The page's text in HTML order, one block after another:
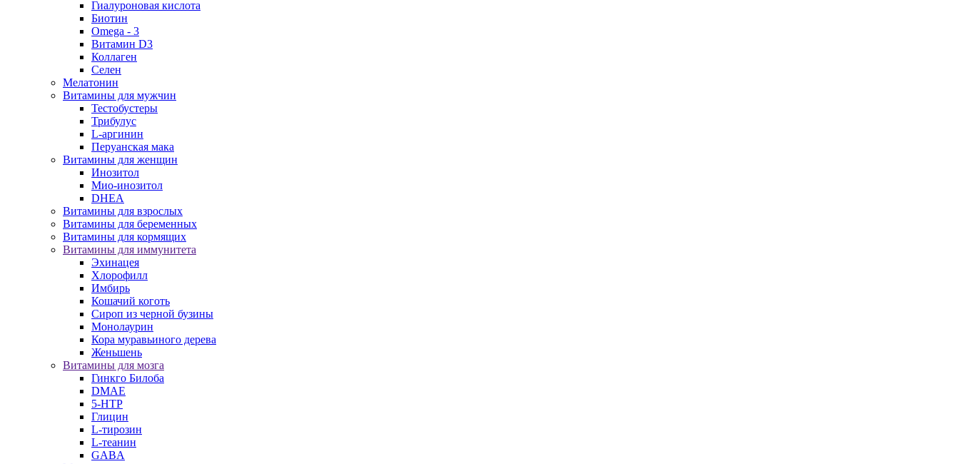
Гиалуроновая кислота
Биотин
Omega - 3
Витамин D3
Коллаген
Селен
Мелатонин
Витамины для мужчин
Тестобустеры
Трибулус
L-аргинин
Перуанская мака
Витамины для женщин
Инозитол
Мио-инозитол
DHEA
Витамины для взрослых
Витамины для беременных
Витамины для кормящих
Витамины для иммунитета
Эхинацея
Хлорофилл
Имбирь
Кошачий коготь
Сироп из черной бузины
Монолаурин
Кора муравьиного дерева
Женьшень
Витамины для мозга
Гинкго Билоба
DMAE
5-HTP
Глицин
L-тирозин
L-теанин
GABA